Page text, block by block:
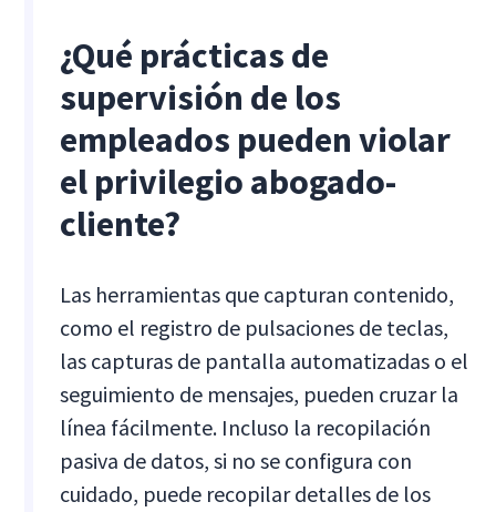
¿Qué prácticas de
supervisión de los
empleados pueden violar
el privilegio abogado-
cliente?
Las herramientas que capturan contenido,
como el registro de pulsaciones de teclas,
las capturas de pantalla automatizadas o el
seguimiento de mensajes, pueden cruzar la
línea fácilmente. Incluso la recopilación
pasiva de datos, si no se configura con
cuidado, puede recopilar detalles de los